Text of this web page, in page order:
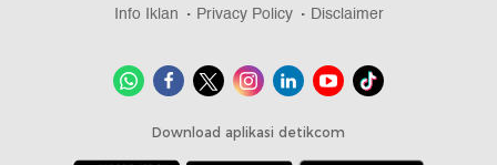
Info Iklan
Privacy Policy Disclaimer
Download aplikasi detikcom